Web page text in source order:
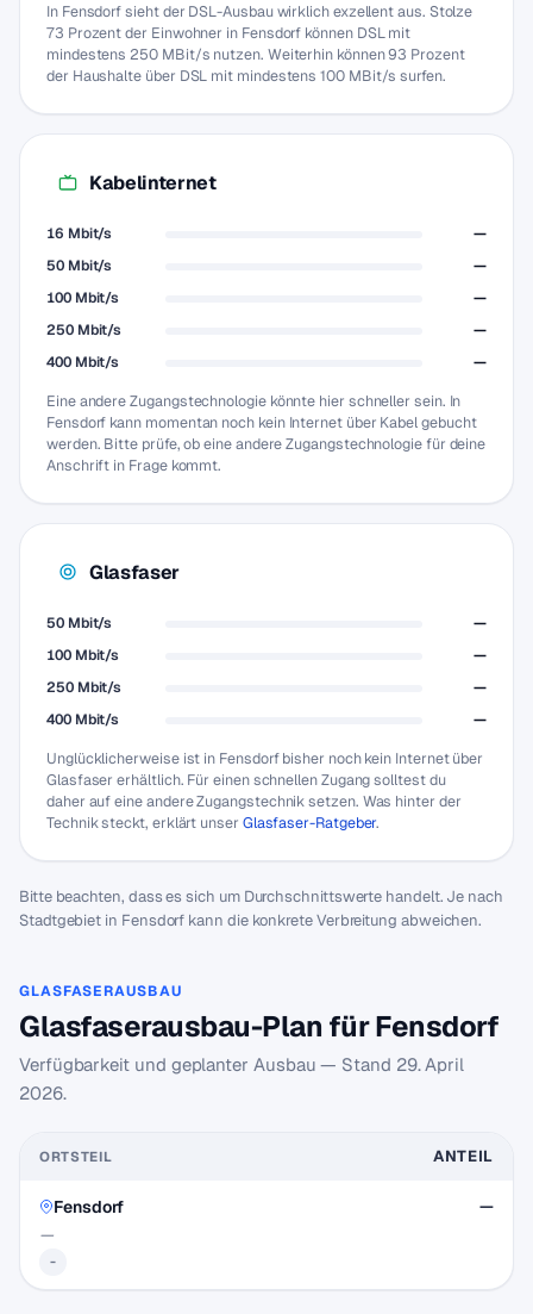
In Fensdorf sieht der DSL-Ausbau wirklich exzellent aus. Stolze
73 Prozent der Einwohner in Fensdorf können DSL mit
mindestens 250 MBit/s nutzen. Weiterhin können 93 Prozent
der Haushalte über DSL mit mindestens 100 MBit/s surfen.
Kabelinternet
16 Mbit/s
—
50 Mbit/s
—
100 Mbit/s
—
250 Mbit/s
—
400 Mbit/s
—
Eine andere Zugangstechnologie könnte hier schneller sein. In
Fensdorf kann momentan noch kein Internet über Kabel gebucht
werden. Bitte prüfe, ob eine andere Zugangstechnologie für deine
Anschrift in Frage kommt.
Glasfaser
50 Mbit/s
—
100 Mbit/s
—
250 Mbit/s
—
400 Mbit/s
—
Unglücklicherweise ist in Fensdorf bisher noch kein Internet über
Glasfaser erhältlich. Für einen schnellen Zugang solltest du
daher auf eine andere Zugangstechnik setzen. Was hinter der
Technik steckt, erklärt unser Glasfaser-Ratgeber.
Bitte beachten, dass es sich um Durchschnittswerte handelt. Je nach
Stadtgebiet in Fensdorf kann die konkrete Verbreitung abweichen.
GLASFASERAUSBAU
Glasfaserausbau-Plan für Fensdorf
Verfügbarkeit und geplanter Ausbau — Stand 29. April
2026.
ORTSTEIL ANTEIL
Fensdorf
-
—
—